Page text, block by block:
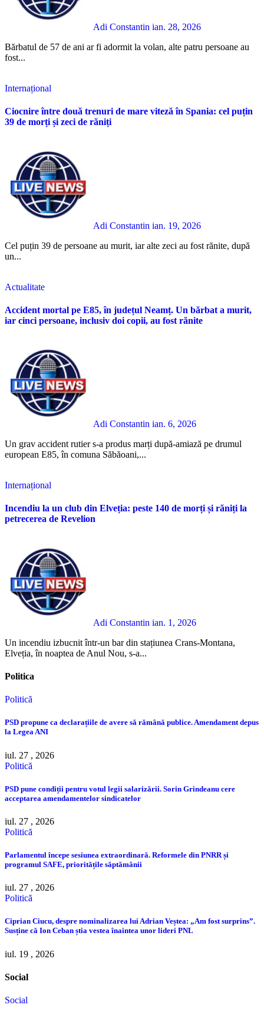
Adi Constantin ian. 28, 2026
Bărbatul de 57 de ani ar fi adormit la volan, alte patru persoane au
fost...
Internațional
Ciocnire între două trenuri de mare viteză în Spania: cel puțin
39 de morți și zeci de răniți
Adi Constantin ian. 19, 2026
Cel puțin 39 de persoane au murit, iar alte zeci au fost rănite, după
un...
Actualitate
Accident mortal pe E85, în județul Neamț. Un bărbat a murit,
iar cinci persoane, inclusiv doi copii, au fost rănite
Adi Constantin ian. 6, 2026
Un grav accident rutier s-a produs marți după-amiază pe drumul
european E85, în comuna Săbăoani,...
Internațional
Incendiu la un club din Elveția: peste 140 de morți și răniți la
petrecerea de Revelion
Adi Constantin ian. 1, 2026
Un incendiu izbucnit într-un bar din stațiunea Crans-Montana,
Elveția, în noaptea de Anul Nou, s-a...
Politica
Politică
PSD propune ca declarațiile de avere să rămână publice. Amendament depus
la Legea ANI
iul. 27 , 2026
Politică
PSD pune condiții pentru votul legii salarizării. Sorin Grindeanu cere
acceptarea amendamentelor sindicatelor
iul. 27 , 2026
Politică
Parlamentul începe sesiunea extraordinară. Reformele din PNRR și
programul SAFE, prioritățile săptămânii
iul. 27 , 2026
Politică
Ciprian Ciucu, despre nominalizarea lui Adrian Veștea: „Am fost surprins”.
Susține că Ion Ceban știa vestea înaintea unor lideri PNL
iul. 19 , 2026
Social
Social